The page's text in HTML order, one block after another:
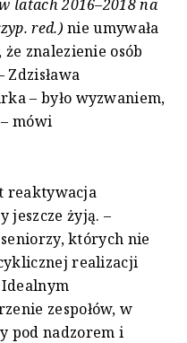
latach 2016–2018 na
red.) nie umywała
znalezienie osób
Zdzisława
– było wyzwaniem,
mówi
reaktywacja
żyją. –
których nie
realizacji
zespołów, w
pod nadzorem i